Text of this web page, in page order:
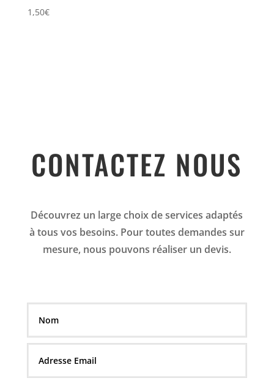
1,50€
CONTACTEZ NOUS
Découvrez un large choix de services adaptés
à tous vos besoins. Pour toutes demandes sur
mesure, nous pouvons réaliser un devis.